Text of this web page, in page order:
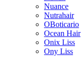
Nuance
Nutrahair
OBoticario
Ocean Hair
Onix Liss
Ony Liss